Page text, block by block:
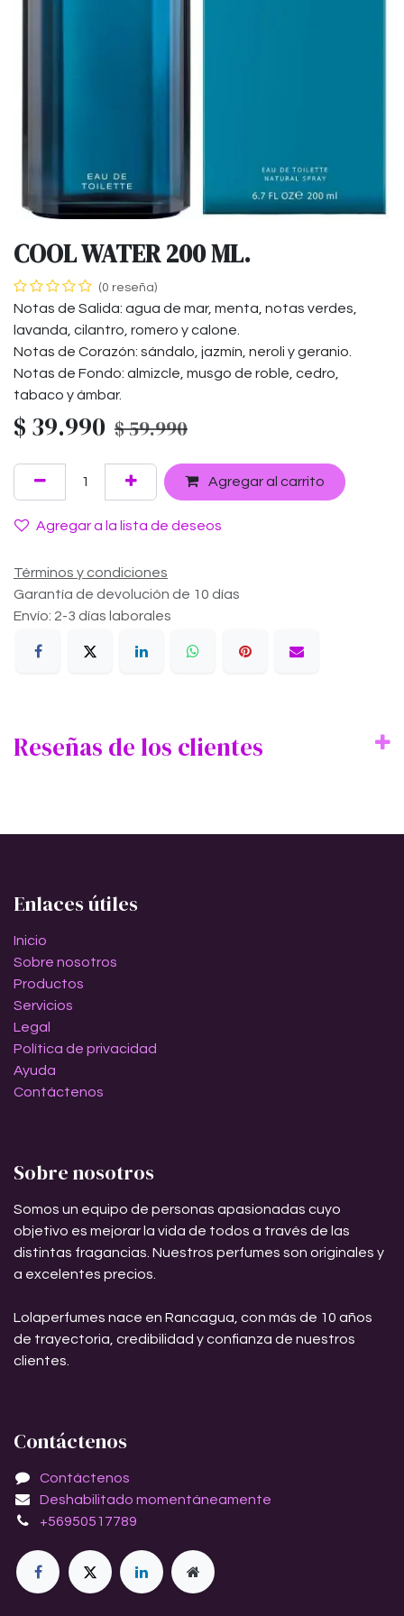
COOL WATER 200 ML.
(0 reseña)
Notas de Salida: agua de mar, menta, notas verdes,
lavanda, cilantro, romero y calone.
Notas de Corazón: sándalo, jazmín, neroli y geranio.
Notas de Fondo: almizcle, musgo de roble, cedro,
tabaco y ámbar.
$ 39.990 $59.990
Agregar al carrito
Agregar a la lista de deseos
Términos y condiciones
Garantía de devolución de 10 días
Envío: 2-3 días laborales
Reseñas de los clientes
Enlaces útiles
Inicio
Sobre nosotros
Productos
Servicios
Legal
Política de privacidad
Ayuda
Contáctenos
Sobre nosotros
Somos un equipo de personas apasionadas cuyo
objetivo es mejorar la vida de todos a través de las
distintas fragancias. Nuestros perfumes son originales y
a excelentes precios.
Lolaperfumes nace en Rancagua, con más de 10 años
de trayectoria, credibilidad y confianza de nuestros
clientes.
Contáctenos
Contáctenos
Deshabilitado momentáneamente
+56950517789